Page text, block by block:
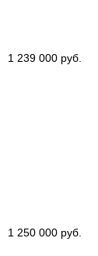
1 239 000 руб.
1 250 000 руб.